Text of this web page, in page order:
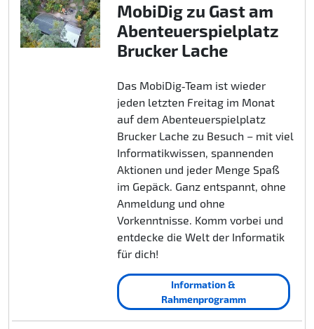
MobiDig zu Gast am
Abenteuerspielplatz
Brucker Lache
Das MobiDig‑Team ist wieder
jeden letzten Freitag im Monat
auf dem Abenteuerspielplatz
Brucker Lache zu Besuch – mit viel
Informatikwissen, spannenden
Aktionen und jeder Menge Spaß
im Gepäck. Ganz entspannt, ohne
Anmeldung und ohne
Vorkenntnisse. Komm vorbei und
entdecke die Welt der Informatik
für dich!
Information &
Rahmenprogramm